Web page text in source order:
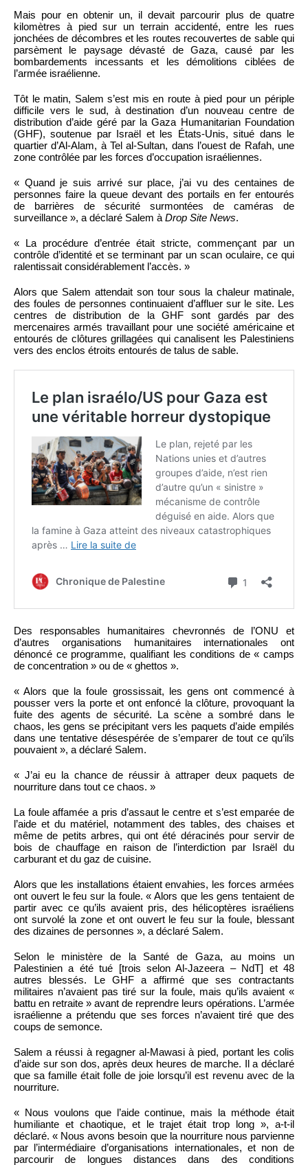
Mais pour en obtenir un, il devait parcourir plus de quatre
kilomètres à pied sur un terrain accidenté, entre les rues
jonchées de décombres et les routes recouvertes de sable qui
parsèment le paysage dévasté de Gaza, causé par les
bombardements incessants et les démolitions ciblées de
l’armée israélienne.
Tôt le matin, Salem s’est mis en route à pied pour un périple
difficile vers le sud, à destination d’un nouveau centre de
distribution d’aide géré par la Gaza Humanitarian Foundation
(GHF), soutenue par Israël et les États-Unis, situé dans le
quartier d’Al-Alam, à Tel al-Sultan, dans l’ouest de Rafah, une
zone contrôlée par les forces d’occupation israéliennes.
« Quand je suis arrivé sur place, j’ai vu des centaines de
personnes faire la queue devant des portails en fer entourés
de barrières de sécurité surmontées de caméras de
surveillance », a déclaré Salem à Drop Site News.
« La procédure d’entrée était stricte, commençant par un
contrôle d’identité et se terminant par un scan oculaire, ce qui
ralentissait considérablement l’accès. »
Alors que Salem attendait son tour sous la chaleur matinale,
des foules de personnes continuaient d’affluer sur le site. Les
centres de distribution de la GHF sont gardés par des
mercenaires armés travaillant pour une société américaine et
entourés de clôtures grillagées qui canalisent les Palestiniens
vers des enclos étroits entourés de talus de sable.
Des responsables humanitaires chevronnés de l’ONU et
d’autres organisations humanitaires internationales ont
dénoncé ce programme, qualifiant les conditions de « camps
de concentration » ou de « ghettos ».
« Alors que la foule grossissait, les gens ont commencé à
pousser vers la porte et ont enfoncé la clôture, provoquant la
fuite des agents de sécurité. La scène a sombré dans le
chaos, les gens se précipitant vers les paquets d’aide empilés
dans une tentative désespérée de s’emparer de tout ce qu’ils
pouvaient », a déclaré Salem.
« J’ai eu la chance de réussir à attraper deux paquets de
nourriture dans tout ce chaos. »
La foule affamée a pris d’assaut le centre et s’est emparée de
l’aide et du matériel, notamment des tables, des chaises et
même de petits arbres, qui ont été déracinés pour servir de
bois de chauffage en raison de l’interdiction par Israël du
carburant et du gaz de cuisine.
Alors que les installations étaient envahies, les forces armées
ont ouvert le feu sur la foule. « Alors que les gens tentaient de
partir avec ce qu’ils avaient pris, des hélicoptères israéliens
ont survolé la zone et ont ouvert le feu sur la foule, blessant
des dizaines de personnes », a déclaré Salem.
Selon le ministère de la Santé de Gaza, au moins un
Palestinien a été tué [trois selon Al-Jazeera – NdT] et 48
autres blessés. Le GHF a affirmé que ses contractants
militaires n’avaient pas tiré sur la foule, mais qu’ils avaient «
battu en retraite » avant de reprendre leurs opérations. L’armée
israélienne a prétendu que ses forces n’avaient tiré que des
coups de semonce.
Salem a réussi à regagner al-Mawasi à pied, portant les colis
d’aide sur son dos, après deux heures de marche. Il a déclaré
que sa famille était folle de joie lorsqu’il est revenu avec de la
nourriture.
« Nous voulons que l’aide continue, mais la méthode était
humiliante et chaotique, et le trajet était trop long », a-t-il
déclaré. « Nous avons besoin que la nourriture nous parvienne
par l’intermédiaire d’organisations internationales, et non de
parcourir de longues distances dans des conditions